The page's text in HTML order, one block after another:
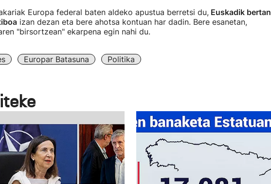
Europa federal baten aldeko apustua berretsi du,Euskadik bertan
izan dezan eta bere ahotsa kontuan har dadin. Bere esanetan,
"birsortzean" ekarpena egin nahi du.
Europar Batasuna Politika